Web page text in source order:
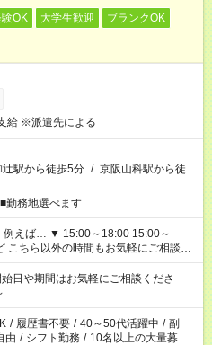
OK 大学生歓迎
ブランクOK
給 ※派遣先による
辻駅から徒歩5分 / 京阪山科駅から徒
務地選べます
日や期間はお気軽にご相談くださ
/ 履歴書不要 / 40～50代活躍中 / 副
由 / シフト勤務 / 10名以上の大量募